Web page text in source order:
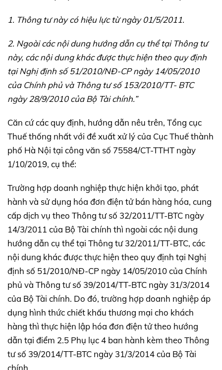
1. Thông tư này có hiệu lực từ ngày 01/5/2011.
2. Ngoài các nội dung hướng dẫn cụ thể tại Thông tư
này, các nội dung khác được thực hiện theo quy định
tại Nghị định số 51/2010/NĐ-CP ngày 14/05/2010
của Chính phủ và Thông tư số 153/2010/TT- BTC
ngày 28/9/2010 của Bộ Tài chính.”
Căn cứ các quy định, hướng dẫn nêu trên, Tổng cục
Thuế thống nhất với đề xuất xử lý của Cục Thuế thành
phố Hà Nội tại công văn số 75584/CT-TTHT ngày
1/10/2019, cụ thể:
Trường hợp doanh nghiệp thực hiện khởi tạo, phát
hành và sử dụng hóa đơn điện tử bán hàng hóa, cung
cấp dịch vụ theo Thông tư số 32/2011/TT-BTC ngày
14/3/2011 của Bộ Tài chính thì ngoài các nội dung
hướng dẫn cụ thể tại Thông tư 32/2011/TT-BTC, các
nội dung khác được thực hiện theo quy định tại Nghị
định số 51/2010/NĐ-CP ngày 14/05/2010 của Chính
phủ và Thông tư số 39/2014/TT-BTC ngày 31/3/2014
của Bộ Tài chính. Do đó, trường hợp doanh nghiệp áp
dụng hình thức chiết khấu thương mại cho khách
hàng thì thực hiện lập hóa đơn điện tử theo hướng
dẫn tại điểm 2.5 Phụ lục 4 ban hành kèm theo Thông
tư số 39/2014/TT-BTC ngày 31/3/2014 của Bộ Tài
chính.